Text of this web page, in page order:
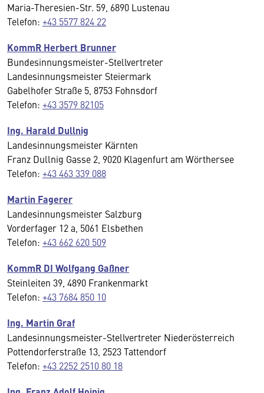
Maria-Theresien-Str. 59, 6890 Lustenau
Telefon: +43 5577 824 22
KommR Herbert Brunner
Bundesinnungsmeister-Stellvertreter
Landesinnungsmeister Steiermark
Gabelhofer Straße 5, 8753 Fohnsdorf
Telefon: +43 3579 82105
Ing. Harald Dullnig
Landesinnungsmeister Kärnten
Franz Dullnig Gasse 2, 9020 Klagenfurt am Wörthersee
Telefon: +43 463 339 088
Martin Fagerer
Landesinnungsmeister Salzburg
Vorderfager 12 a, 5061 Elsbethen
Telefon: +43 662 620 509
KommR DI Wolfgang Gaßner
Steinleiten 39, 4890 Frankenmarkt
Telefon: +43 7684 850 10
Ing. Martin Graf
Landesinnungsmeister-Stellvertreter Niederösterreich
Pottendorferstraße 13, 2523 Tattendorf
Telefon: +43 2252 2510 80 18